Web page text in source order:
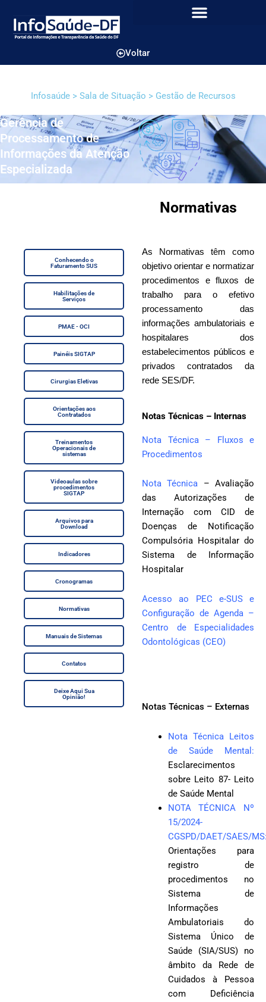
Voltar
Infosaúde > Sala de Situação > Gestão de Recursos
Gerência de
Processamento de
Informações da Atenção
Especializada
Conhecendo o
Faturamento SUS
Habilitações de
Serviços
PMAE - OCI
Painéis SIGTAP
Cirurgias Eletivas
Orientações aos
Contratados
Treinamentos
Operacionais de
sistemas
Videoaulas sobre
procedimentos
SIGTAP
Arquivos para
Download
Indicadores
Cronogramas
Normativas
Manuais de Sistemas
Contatos
Deixe Aqui Sua
Opinião!
Normativas
As Normativas têm como
objetivo orientar e normatizar
procedimentos e fluxos de
trabalho para o efetivo
processamento das
informações ambulatoriais e
hospitalares dos
estabelecimentos públicos e
privados contratados da
rede SES/DF.
Notas Técnicas – Internas
Nota Técnica – Fluxos e
Procedimentos
Nota Técnica – Avaliação
das Autorizações de
Internação com CID de
Doenças de Notificação
Compulsória Hospitalar do
Sistema de Informação
Hospitalar
Acesso ao PEC e-SUS e
Configuração de Agenda –
Centro de Especialidades
Odontológicas (CEO)
Notas Técnicas – Externas
Nota Técnica Leitos
de Saúde Mental:
Esclarecimentos
sobre Leito 87- Leito
de Saúde Mental
NOTA TÉCNICA Nº
15/2024-
CGSPD/DAET/SAES/MS
Orientações para
registro de
procedimentos no
Sistema de
Informações
Ambulatoriais do
Sistema Único de
Saúde (SIA/SUS) no
âmbito da Rede de
Cuidados à Pessoa
com Deficiência